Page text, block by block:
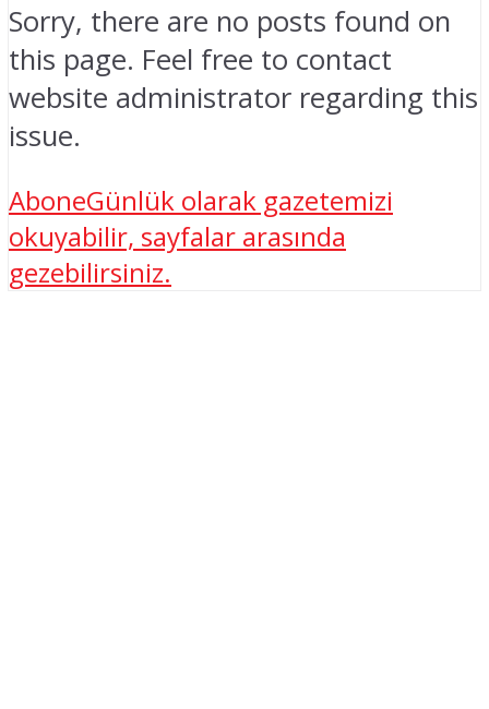
Sorry, there are no posts found on
this page. Feel free to contact
website administrator regarding this
issue.
AboneGünlük olarak gazetemizi
okuyabilir, sayfalar arasında
gezebilirsiniz.